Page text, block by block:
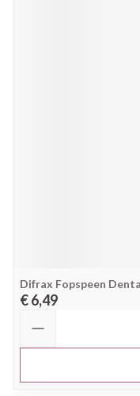
Difrax Fopspeen
€ 6,49